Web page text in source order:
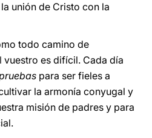
unión de Cristo con la
todo camino de
es difícil. Cada día
para ser fieles a
la armonía conyugal y
misión de padres y para